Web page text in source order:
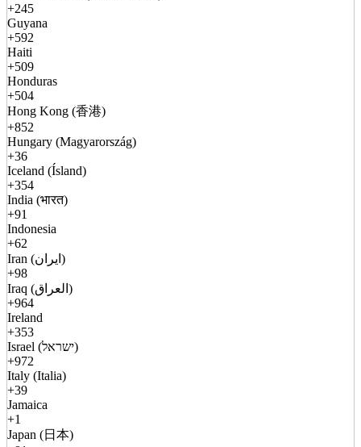
+245
Guyana
+592
Haiti
+509
Honduras
+504
Hong Kong (香港)
+852
Hungary (Magyarország)
+36
Iceland (Ísland)
+354
India (भारत)
+91
Indonesia
+62
Iran (ایران)
+98
Iraq (العراق)
+964
Ireland
+353
Israel (ישראל)
+972
Italy (Italia)
+39
Jamaica
+1
Japan (日本)